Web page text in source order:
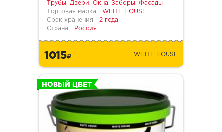
Трубы, Двери, Окна, Заборы, Фасады
Торговая марка:
WHITE HOUSE
Срок хранения:
2 года
Страна:
Россия
1015 WHITE HOUSE
НОВЫЙ ЦВЕТ